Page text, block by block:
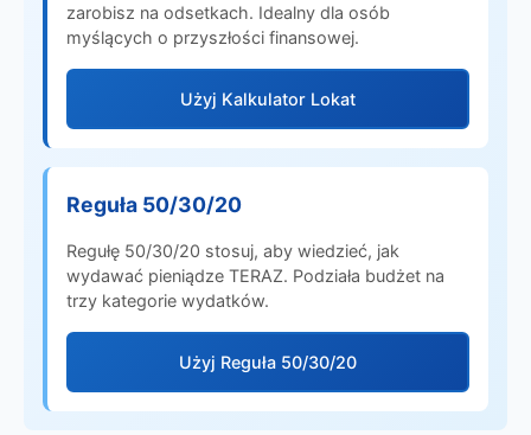
zarobisz na odsetkach. Idealny dla osób
myślących o przyszłości finansowej.
Użyj Kalkulator Lokat
Reguła 50/30/20
Regułę 50/30/20 stosuj, aby wiedzieć, jak
wydawać pieniądze TERAZ. Podziała budżet na
trzy kategorie wydatków.
Użyj Reguła 50/30/20